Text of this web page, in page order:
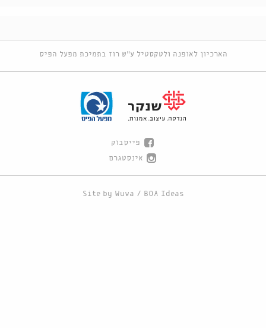
הארכיון לאופנה ולטקסטיל ע"ש רוז בתמיכת מפעל הפיס
פייסבוק
אינסטגרם
Site by Wuwa / BOA Ideas